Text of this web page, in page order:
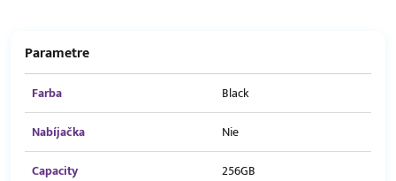
Parametre
Farba
Black
Nabíjačka
Nie
Capacity
256GB